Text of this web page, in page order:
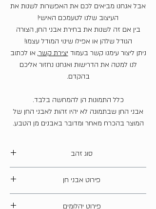
אבל אנחנו מביאים לכם את האפשרות לשנות את
העיצוב שלנו לטעמכם האישי!
בין אם זה לשנות את בחירת אבני החן, הצורה
הגודל שלהן או אפילו שינוי המודל עצמו!
ניתן ליצור עימנו קשר בעמוד יצירת קשר, או לכתוב
לנו למטה את הדרישות ואנחנו נחזור אליכם
בהקדם.
כלל התמונות הן להמחשה בלבד.
אבני החן שבתמונה לא יהיו זהות לאבני החן של
המוצר בהכרח מאחר ומדובר באבנים מן הטבע.
סוג זהב
פירוט אבני חן
פירוט יהלומים